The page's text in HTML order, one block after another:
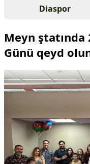
Gündəm
Xarici xəbərlər
Cənubi Qafqaz
Yaxın Şərq
Avropa
Afrika
Çarpaz baxış
Təhlil
Diaspor
Meyn
Günü qeyd